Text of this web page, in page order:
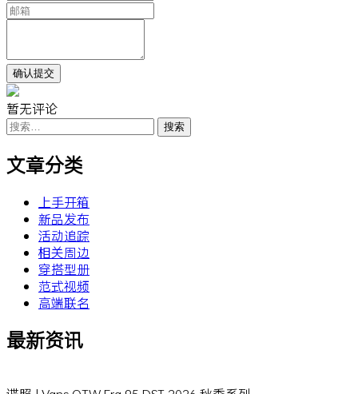
暂无评论
搜
索：
文章分类
上手开箱
新品发布
活动追踪
相关周边
穿搭型册
范式视频
高端联名
最新资讯